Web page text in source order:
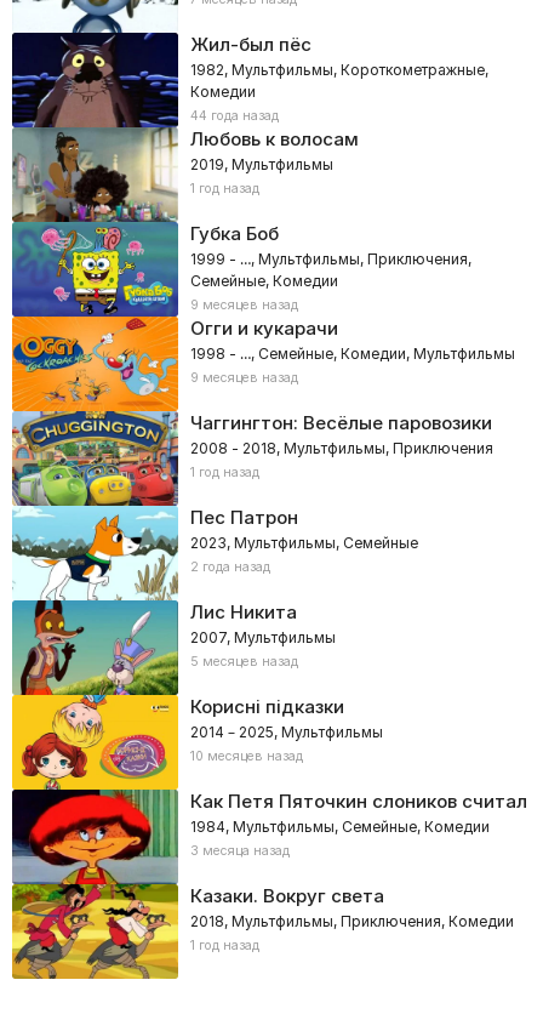
Жил-был пёс
1982, Мультфильмы, Короткометражные,
Комедии
44 года назад
Любовь к волосам
2019, Мультфильмы
1 год назад
Губка Боб
1999 - …, Мультфильмы, Приключения,
Семейные, Комедии
9 месяцев назад
Огги и кукарачи
1998 - …, Семейные, Комедии, Мультфильмы
9 месяцев назад
Чаггингтон: Весёлые паровозики
2008 - 2018, Мультфильмы, Приключения
1 год назад
Пес Патрон
2023, Мультфильмы, Семейные
2 года назад
Лис Никита
2007, Мультфильмы
5 месяцев назад
Корисні підказки
2014 – 2025, Мультфильмы
10 месяцев назад
Как Петя Пяточкин слоников считал
1984, Мультфильмы, Семейные, Комедии
3 месяца назад
Казаки. Вокруг света
2018, Мультфильмы, Приключения, Комедии
1 год назад